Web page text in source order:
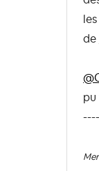
de
pu